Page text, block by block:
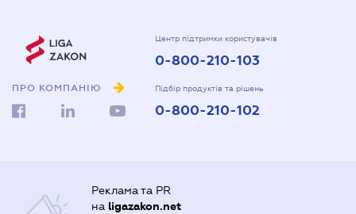
ПРО КОМПАНІЮ
Центр підтримки користувачів
0-800-210-103
Підбір продуктів та рішень
0-800-210-102
Реклама та PR
на ligazakon.net